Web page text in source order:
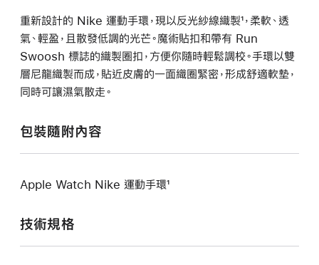
重新設計的 Nike 運動手環，現以反光紗線織製¹，柔軟、透
氣、輕盈，且散發低調的光芒。魔術貼扣和帶有 Run
Swoosh 標誌的織製圈扣，方便你隨時輕鬆調校。手環以雙
層尼龍織製而成，貼近皮膚的一面織圈緊密，形成舒適軟墊，
同時可讓濕氣散走。
包裝隨附內容
Apple Watch Nike 運動手環¹
技術規格